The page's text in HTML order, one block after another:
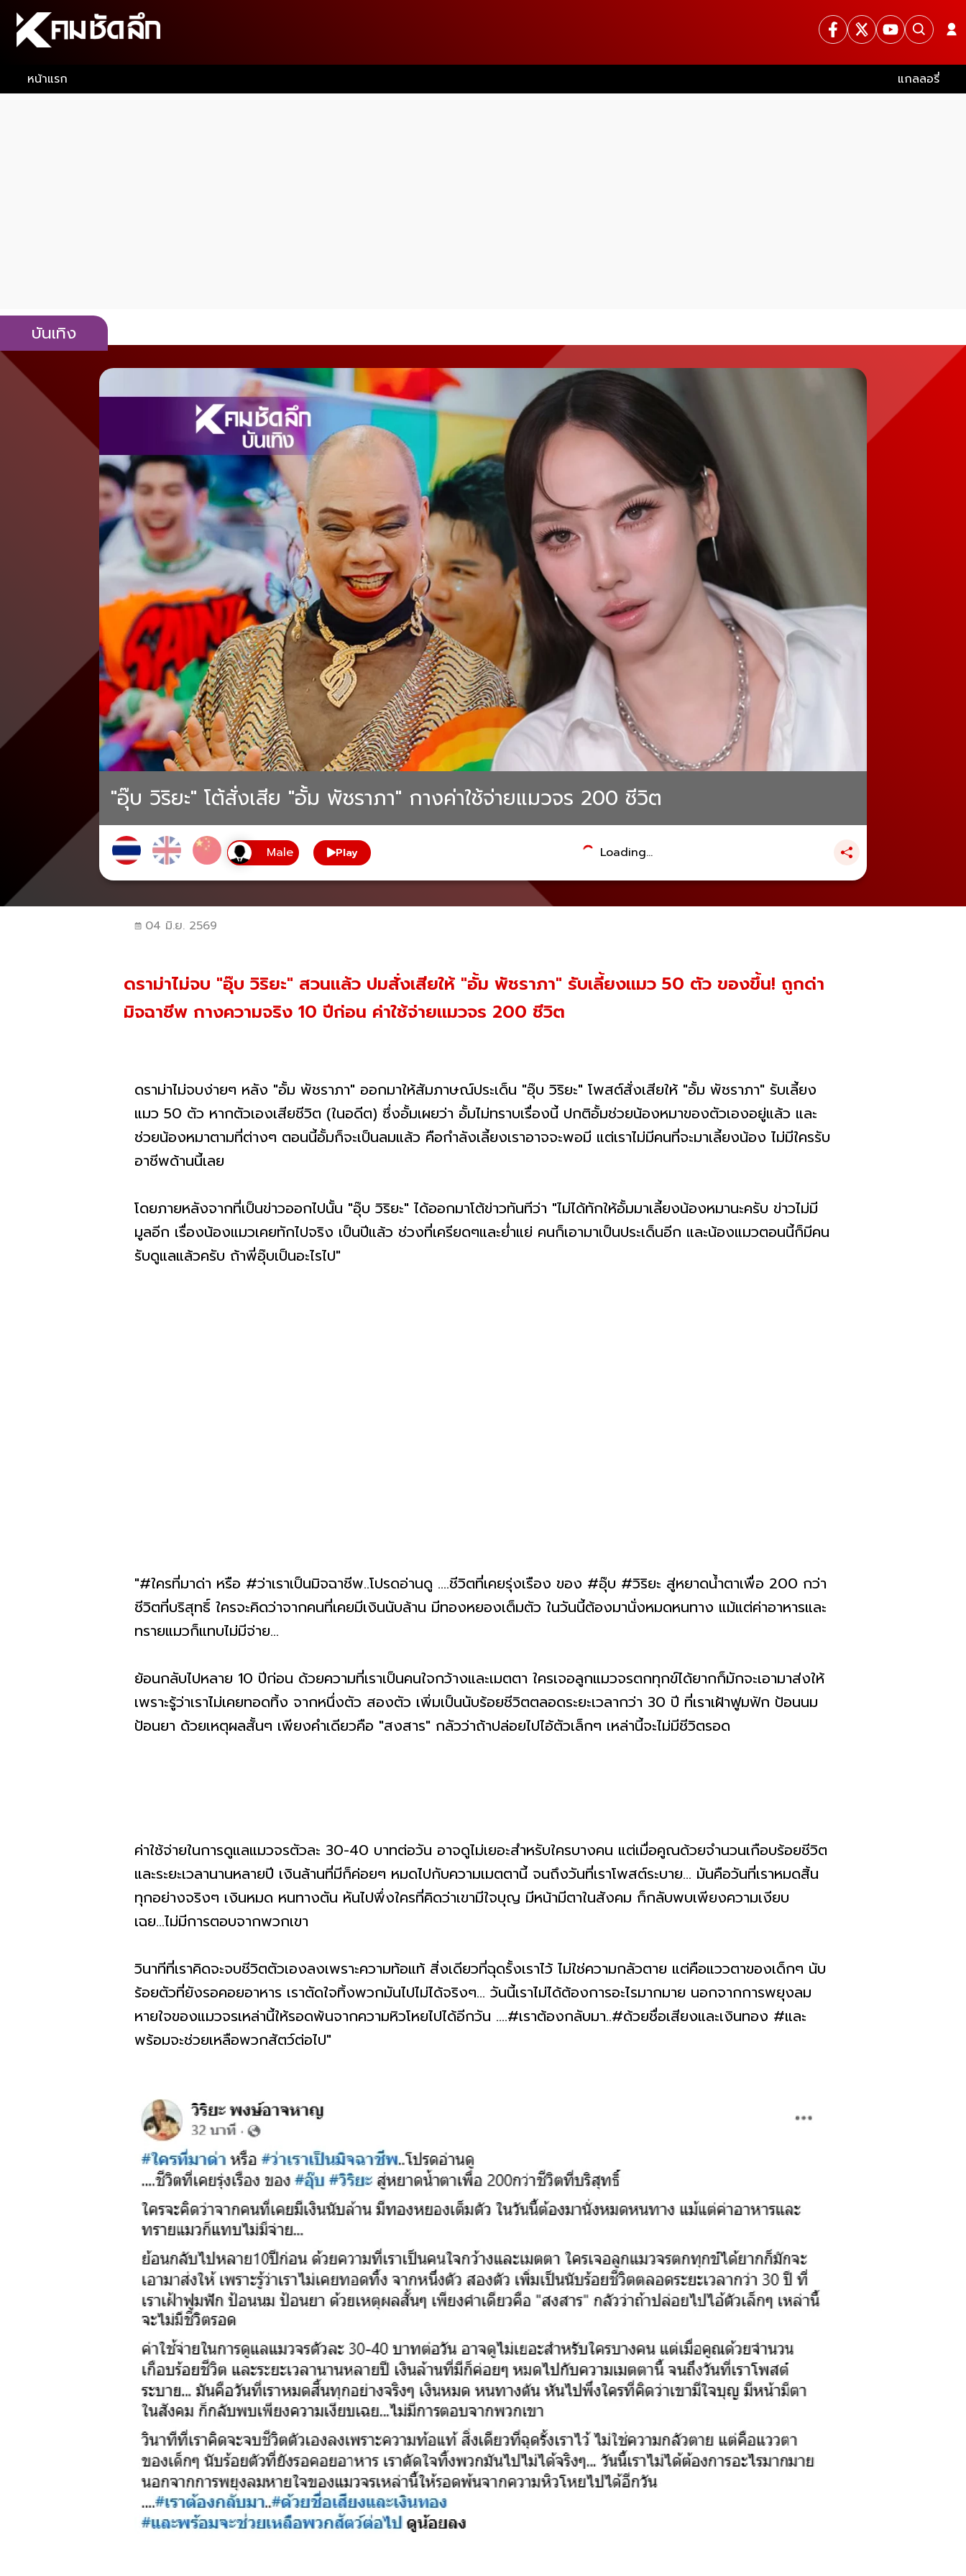
หน้าแรก แกลลอรี่
บันเทิง
"อุ๊บ วิริยะ" โต้สั่งเสีย "อั้ม พัชราภา" กางค่าใช้จ่ายแมวจร 200 ชีวิต
Play Loading...
04 มิ.ย. 2569
ดราม่าไม่จบ "อุ๊บ วิริยะ" สวนแล้ว ปมสั่งเสียให้ "อั้ม พัชราภา" รับเลี้ยงแมว 50 ตัว ของขึ้น! ถูกด่า
มิจฉาชีพ กางความจริง 10 ปีก่อน ค่าใช้จ่ายแมวจร 200 ชีวิต
ดราม่าไม่จบง่ายๆ หลัง "อั้ม พัชราภา" ออกมาให้สัมภาษณ์ประเด็น "อุ๊บ วิริยะ" โพสต์สั่งเสียให้ "อั้ม พัชราภา" รับเลี้ยง
แมว 50 ตัว หากตัวเองเสียชีวิต (ในอดีต) ซึ่งอั้มเผยว่า อั้มไม่ทราบเรื่องนี้ ปกติอั้มช่วยน้องหมาของตัวเองอยู่แล้ว และ
ช่วยน้องหมาตามที่ต่างๆ ตอนนี้อั้มก็จะเป็นลมแล้ว คือกำลังเลี้ยงเราอาจจะพอมี แต่เราไม่มีคนที่จะมาเลี้ยงน้อง ไม่มีใครรับ
อาชีพด้านนี้เลย
โดยภายหลังจากที่เป็นข่าวออกไปนั้น "อุ๊บ วิริยะ" ได้ออกมาโต้ข่าวทันทีว่า "ไม่ได้ทักให้อั้มมาเลี้ยงน้องหมานะครับ ข่าวไม่มี
มูลอีก เรื่องน้องแมวเคยทักไปจริง เป็นปีแล้ว ช่วงที่เครียดๆและย่ำแย่ คนก็เอามาเป็นประเด็นอีก และน้องแมวตอนนี้ก็มีคน
รับดูแลแล้วครับ ถ้าพี่อุ๊บเป็นอะไรไป"
"#ใครที่มาด่า หรือ #ว่าเราเป็นมิจฉาชีพ..โปรดอ่านดู ....ชีวิตที่เคยรุ่งเรือง ของ #อุ๊บ #วิริยะ สู่หยาดน้ำตาเพื่อ 200 กว่า
ชีวิตที่บริสุทธิ์ ใครจะคิดว่าจากคนที่เคยมีเงินนับล้าน มีทองหยองเต็มตัว ในวันนี้ต้องมานั่งหมดหนทาง แม้แต่ค่าอาหารและ
ทรายแมวก็แทบไม่มีจ่าย...
ย้อนกลับไปหลาย 10 ปีก่อน ด้วยความที่เราเป็นคนใจกว้างและเมตตา ใครเจอลูกแมวจรตกทุกข์ได้ยากก็มักจะเอามาส่งให้
เพราะรู้ว่าเราไม่เคยทอดทิ้ง จากหนึ่งตัว สองตัว เพิ่มเป็นนับร้อยชีวิตตลอดระยะเวลากว่า 30 ปี ที่เราเฝ้าฟูมฟัก ป้อนนม
ป้อนยา ด้วยเหตุผลสั้นๆ เพียงคำเดียวคือ "สงสาร" กลัวว่าถ้าปล่อยไปไอ้ตัวเล็กๆ เหล่านี้จะไม่มีชีวิตรอด
ค่าใช้จ่ายในการดูแลแมวจรตัวละ 30-40 บาทต่อวัน อาจดูไม่เยอะสำหรับใครบางคน แต่เมื่อคูณด้วยจำนวนเกือบร้อยชีวิต
และระยะเวลานานหลายปี เงินล้านที่มีก็ค่อยๆ หมดไปกับความเมตตานี้ จนถึงวันที่เราโพสต์ระบาย... มันคือวันที่เราหมดสิ้น
ทุกอย่างจริงๆ เงินหมด หนทางตัน หันไปพึ่งใครที่คิดว่าเขามีใจบุญ มีหน้ามีตาในสังคม ก็กลับพบเพียงความเงียบ
เฉย...ไม่มีการตอบจากพวกเขา
วินาทีที่เราคิดจะจบชีวิตตัวเองลงเพราะความท้อแท้ สิ่งเดียวที่ฉุดรั้งเราไว้ ไม่ใช่ความกลัวตาย แต่คือแววตาของเด็กๆ นับ
ร้อยตัวที่ยังรอคอยอาหาร เราตัดใจทิ้งพวกมันไปไม่ได้จริงๆ... วันนี้เราไม่ได้ต้องการอะไรมากมาย นอกจากการพยุงลม
หายใจของแมวจรเหล่านี้ให้รอดพ้นจากความหิวโหยไปได้อีกวัน ....#เราต้องกลับมา..#ด้วยชื่อเสียงและเงินทอง #และ
พร้อมจะช่วยเหลือพวกสัตว์ต่อไป"